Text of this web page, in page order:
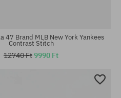
47 Brand MLB New York Yankees
Contrast Stitch
12740 Ft9990 Ft